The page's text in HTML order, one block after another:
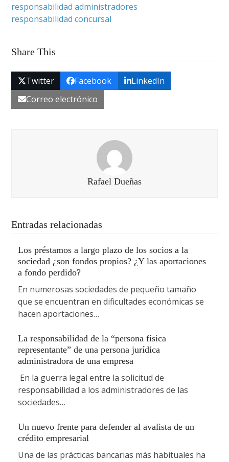
responsabilidad administradores
responsabilidad concursal
Share This
Twitter Facebook
LinkedIn
Correo electrónico
Rafael Dueñas
Entradas relacionadas
Los préstamos a largo plazo de los socios a la
sociedad ¿son fondos propios? ¿Y las aportaciones
a fondo perdido?
En numerosas sociedades de pequeño tamaño
que se encuentran en dificultades económicas se
hacen aportaciones…
La responsabilidad de la “persona física
representante” de una persona jurídica
administradora de una empresa
En la guerra legal entre la solicitud de
responsabilidad a los administradores de las
sociedades…
Un nuevo frente para defender al avalista de un
crédito empresarial
Una de las prácticas bancarias más habituales ha